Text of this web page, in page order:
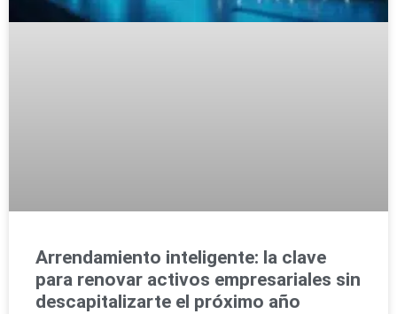
Arrendamiento inteligente: la clave
para renovar activos empresariales sin
descapitalizarte el próximo año